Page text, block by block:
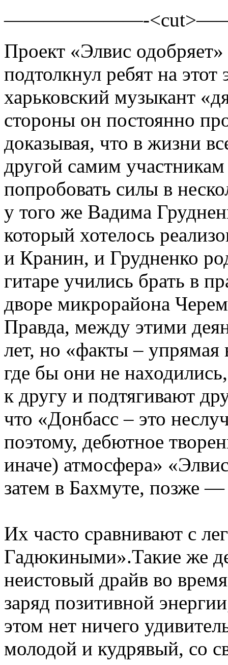
———————-
Проект «Элвис
подтолкнул ребят на
харьковский музыкант
стороны он постоянно
доказывая, что в жизни
другой самим участникам
попробовать силы в
у того же Вадима
который хотелось
и Кранин, и Грудненко
гитаре учились брать в
дворе микрорайона
Правда, между этими
лет, но «факты – упрямая
где бы они не
к другу и подтягивают
что «Донбасс – это
поэтому, дебютное
иначе) атмосфера»
затем в Бахмуте, позже
Их часто сравнивают с
Гадюкиными».Такие же
неистовый драйв во
заряд позитивной
этом нет ничего
молодой и кудрявый, со